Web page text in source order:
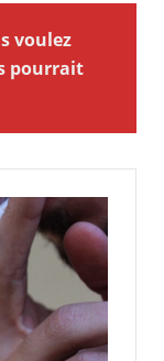
voulez
pourrait